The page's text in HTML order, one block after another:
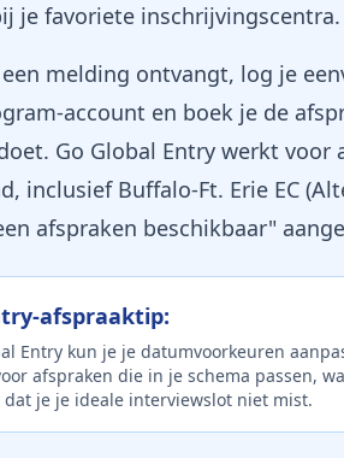
je favoriete inschrijvingscentra.
melding ontvangt, log je
account en boek je de
Go Global Entry werkt
inclusief Buffalo-Ft. Erie EC
afspraken beschikbaar"
afspraaktip:
Entry kun je je datumvoorkeuren
afspraken die in je schema passen,
je je ideale interviewslot niet mist.